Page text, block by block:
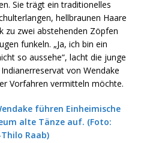
Sie trägt ein traditionelles
hellbraunen Haare
zu zwei abstehenden Zöpfen
funkeln. „Ja, ich bin ein
so aussehe“, lacht die junge
von Wendake
Vorfahren vermitteln möchte.